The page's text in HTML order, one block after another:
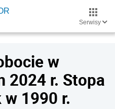
Serwisy
w
2024 r. Stopa
1990 r.